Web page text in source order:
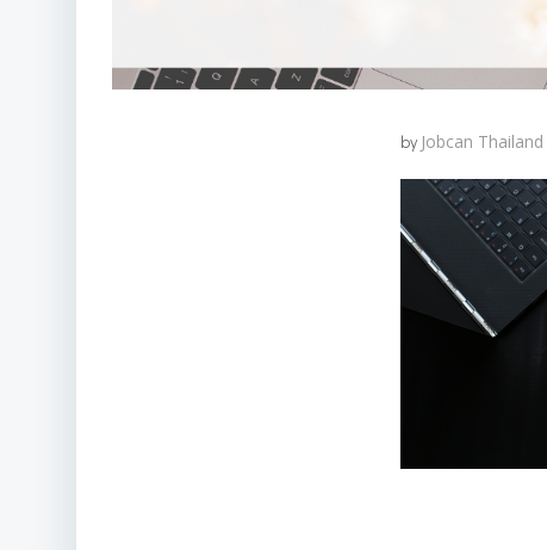
by Jobcan Thailand